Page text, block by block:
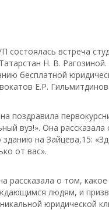
состоялась встреча
Н. В.
бесплатной
Е.Р.
поздравила
вуз!». Она рассказала
зданию на Зайцева,15:
от вас».
рассказала о том,
людям, и
юридической